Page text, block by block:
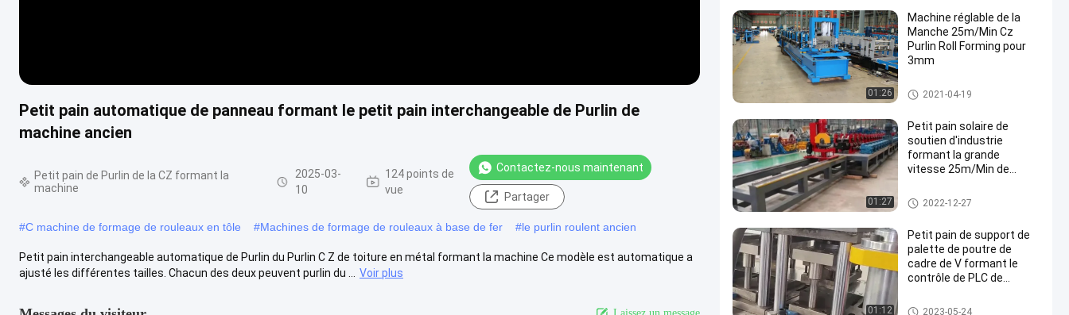
Petit pain automatique de panneau formant le petit pain interchangeable de Purlin de
machine ancien
Petit pain de Purlin de la CZ formant la
machine
2025-03-
10
124 points de
vue
Contactez-nous maintenant
Partager
#C machine de formage de rouleaux en tôle #Machines de formage de rouleaux à base de fer #le purlin roulent ancien
Petit pain interchangeable automatique de Purlin du Purlin C Z de toiture en métal formant la machine Ce modèle est automatique a
ajusté les différentes tailles. Chacun des deux peuvent purlin du ...
Voir plus
Laissez un message
01:26
Machine réglable de la
Manche 25m/Min Cz
Purlin Roll Forming pour
3mm
Petit pain de Purlin de la CZ for
mant la machine
2021-04-19
01:27
Petit pain solaire de
soutien d'industrie
formant la grande
vitesse 25m/Min de
automatique
Petit pain de Purlin de la CZ for
mant la machine
2022-12-27
01:12
Petit pain de support de
palette de poutre de
cadre de V formant le
contrôle de PLC de
Petit pain de Purlin de la CZ for
2023-05-24